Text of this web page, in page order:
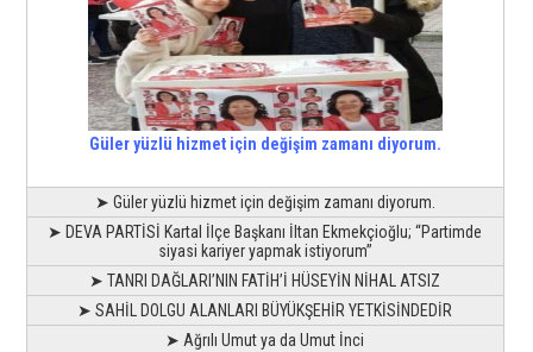
Güler yüzlü hizmet için değişim zamanı diyorum.
➤ Güler yüzlü hizmet için değişim zamanı diyorum.
➤ DEVA PARTİSİ Kartal İlçe Başkanı İltan Ekmekçioğlu; “Partimde
siyasi kariyer yapmak istiyorum”
➤ TANRI DAĞLARI’NIN FATİH’İ HÜSEYİN NİHAL ATSIZ
➤ SAHİL DOLGU ALANLARI BÜYÜKŞEHİR YETKİSİNDEDİR
➤ Ağrılı Umut ya da Umut İnci